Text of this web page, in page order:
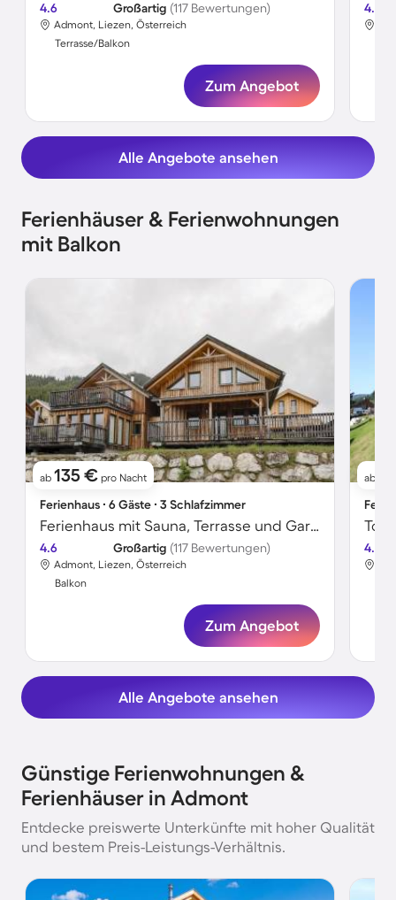
4.6 Großartig (117 Bewertungen)
Admont, Liezen, Österreich
Terrasse/Balkon
Zum Angebot
4.5
Alle Angebote ansehen
Ferienhäuser & Ferienwohnungen
mit Balkon
ab 135 € pro Nacht
Ferienhaus ∙ 6 Gäste ∙ 3 Schlafzimmer
Ferienhaus mit Sauna, Terrasse und Garten
4.6 Großartig (117 Bewertungen)
Admont, Liezen, Österreich
Balkon
Zum Angebot
ab
4.5
Alle Angebote ansehen
Günstige Ferienwohnungen &
Ferienhäuser in Admont
Entdecke preiswerte Unterkünfte mit hoher Qualität
und bestem Preis-Leistungs-Verhältnis.